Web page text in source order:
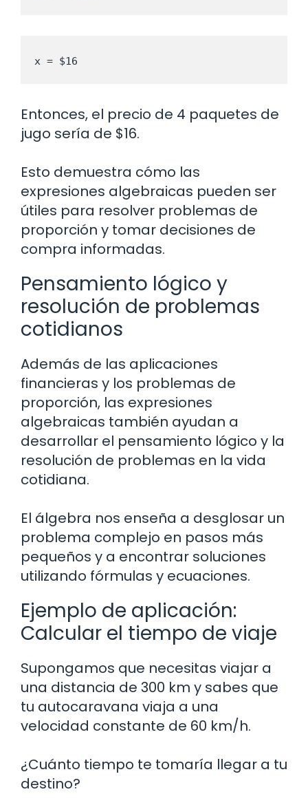
x = $16
Entonces, el precio de 4 paquetes de
jugo sería de $16.
Esto demuestra cómo las
expresiones algebraicas pueden ser
útiles para resolver problemas de
proporción y tomar decisiones de
compra informadas.
Pensamiento lógico y
resolución de problemas
cotidianos
Además de las aplicaciones
financieras y los problemas de
proporción, las expresiones
algebraicas también ayudan a
desarrollar el pensamiento lógico y la
resolución de problemas en la vida
cotidiana.
El álgebra nos enseña a desglosar un
problema complejo en pasos más
pequeños y a encontrar soluciones
utilizando fórmulas y ecuaciones.
Ejemplo de aplicación:
Calcular el tiempo de viaje
Supongamos que necesitas viajar a
una distancia de 300 km y sabes que
tu autocaravana viaja a una
velocidad constante de 60 km/h.
¿Cuánto tiempo te tomaría llegar a tu
destino?